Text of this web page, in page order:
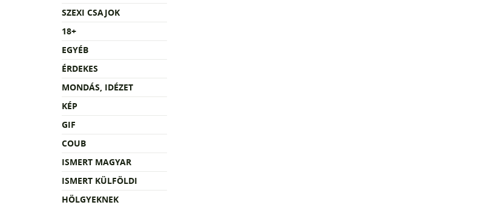
SZEXI CSAJOK
18+
EGYÉB
ÉRDEKES
MONDÁS, IDÉZET
KÉP
GIF
COUB
ISMERT MAGYAR
ISMERT KÜLFÖLDI
HÖLGYEKNEK